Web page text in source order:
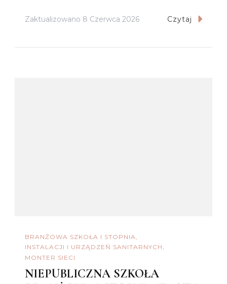
Zaktualizowano 8 Czerwca 2026 Czytaj
BRANŻOWA SZKOŁA I STOPNIA
INSTALACJI I URZĄDZEŃ SANITARNYCH
MONTER SIECI
NIEPUBLICZNA SZKOŁA